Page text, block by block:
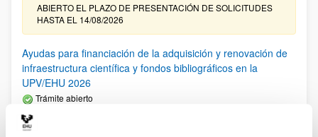
ABIERTO EL PLAZO DE PRESENTACIÓN DE SOLICITUDES
HASTA EL 14/08/2026
Ayudas para financiación de la adquisición y renovación de
infraestructura científica y fondos bibliográficos en la
UPV/EHU 2026
Trámite abierto